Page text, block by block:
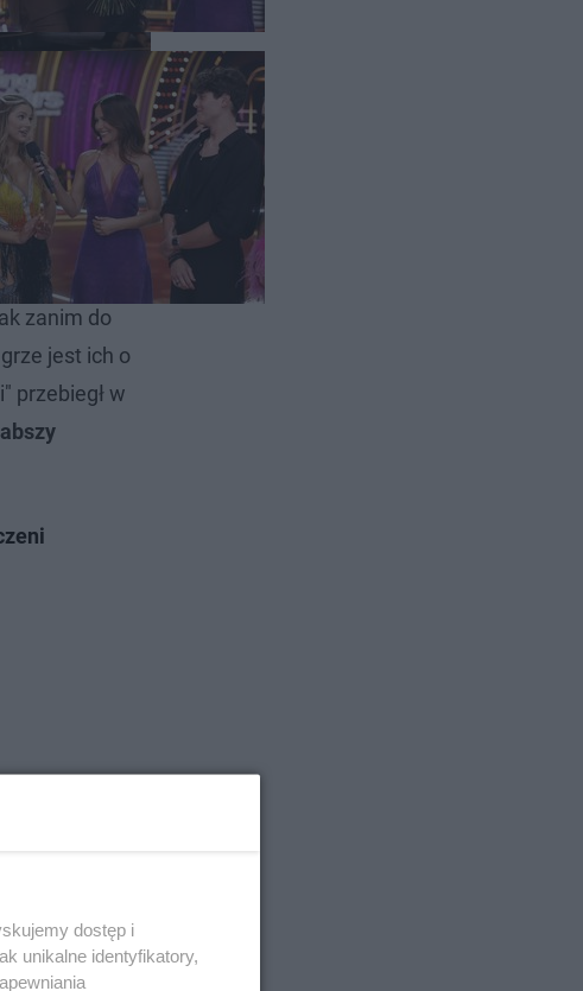
o
a także
Taniec z
zanim do
jest ich o
przebiegł w
dostęp i
unikalne identyfikatory,